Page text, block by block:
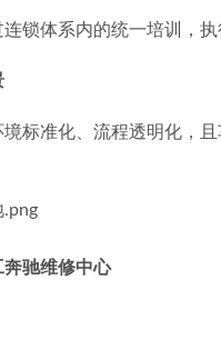
过连锁体系内的统一培训
环境标准化、流程透明化
.png
驰维修中心